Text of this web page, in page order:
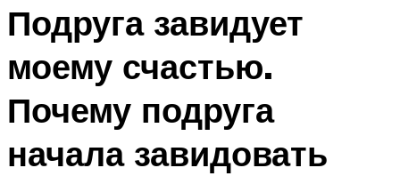
Подруга завидует
моему счастью.
Почему подруга
начала завидовать